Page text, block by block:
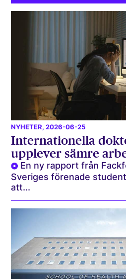
NYHETER, 2026-06-25
Internationella
upplever sämre
En ny rapport från
Sveriges förenade
att...